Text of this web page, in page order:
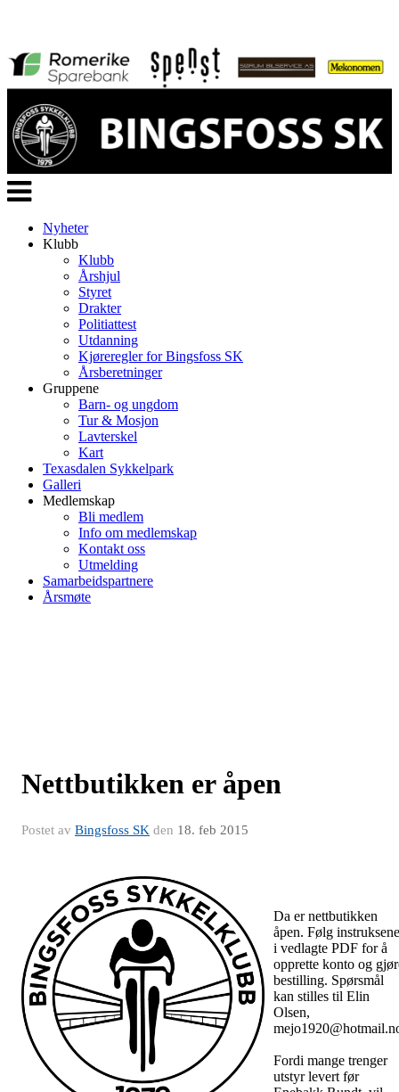
Veksle
navigasjon
Nyheter
Klubb
Klubb
Årshjul
Styret
Drakter
Politiattest
Utdanning
Kjøreregler for Bingsfoss SK
Årsberetninger
Gruppene
Barn- og ungdom
Tur & Mosjon
Lavterskel
Kart
Texasdalen Sykkelpark
Galleri
Medlemskap
Bli medlem
Info om medlemskap
Kontakt oss
Utmelding
Samarbeidspartnere
Årsmøte
Nettbutikken er åpen
Postet av Bingsfoss SK den 18. feb 2015
Da er nettbutikken
åpen. Følg instruksene
i vedlagte PDF for å
opprette konto og
bestilling. Spørsmål
kan stilles til Elin
Olsen,
Fordi mange trenger
utstyr levert før